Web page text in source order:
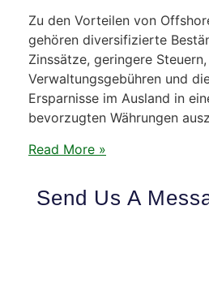
Zu den Vorteilen von
gehören diversifizierte
Zinssätze, geringere
Verwaltungsgebühren und
Ersparnisse im Ausland in
bevorzugten Währungen
Read More »
Send Us A